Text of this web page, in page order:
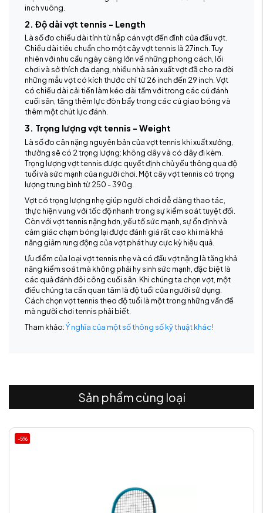
inch vuông.
2. Độ dài vợt tennis - Length
Là số đo chiều dài tính từ nắp cán vợt đến đỉnh của đầu vợt.
Chiều dài tiêu chuẩn cho một cây vợt tennis là 27inch. Tuy
nhiên với nhu cầu ngày càng lớn về những phong cách, lối
chơi và sở thích đa dạng, nhiều nhà sản xuất vợt đã cho ra đời
những mẫu vợt có kích thước chỉ từ 26 inch đến 29 inch. Vợt
có chiều dài cải tiến làm kéo dài tầm với trong các cú đánh
cuối sân, tăng thêm lực đòn bẩy trong các cú giao bóng và
thêm một chút lực đánh.
3. Trọng lượng vợt tennis - Weight
Là số đo cân nặng nguyên bản của vợt tennis khi xuất xưởng,
thường sẽ có 2 trọng lượng: không dây và có dây đi kèm.
Trọng lượng vợt tennis được quyết định chủ yếu thông qua độ
tuổi và sức mạnh của người chơi. Một cây vợt tennis có trọng
lượng trung bình từ 250 - 390g.
Vợt có trọng lượng nhẹ giúp người chơi dễ dàng thao tác,
thực hiện vung với tốc độ nhanh trong sự kiểm soát tuyệt đối.
Còn với vợt tennis nặng hơn, yếu tố sức mạnh, sự ổn định và
cảm giác chạm bóng lại được đánh giá rất cao khi mà khả
năng giảm rung động của vợt phát huy cực kỳ hiệu quả.
Ưu điểm của loại vợt tennis nhẹ và có đầu vợt nặng là tăng khả
năng kiểm soát mà không phải hy sinh sức mạnh, đặc biệt là
các quả đánh đôi công cuối sân. Khi chúng ta chọn vợt, một
điều chúng ta cần quan tâm là độ tuổi của người sử dụng.
Cách chọn vợt tennis theo độ tuổi là một trong những vấn đề
mà người chơi tennis phải biết.
Tham khảo:Ý nghĩa của một số thông số kỹ thuật khác!
Sản phẩm cùng loại
-5%